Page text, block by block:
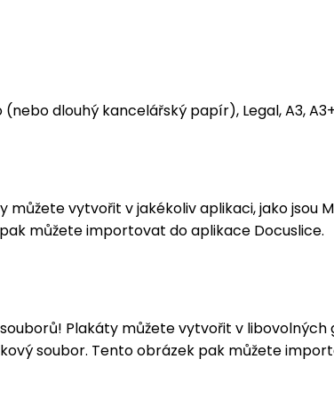
dlouhý kancelářský papír), Legal, A3,
můžete vytvořit v jakékoliv aplikaci, jako jsou
můžete importovat do aplikace Docuslice.
Plakáty můžete vytvořit v libovolných
soubor. Tento obrázek pak můžete